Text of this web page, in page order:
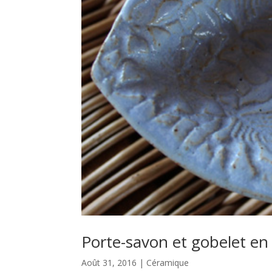
Porte-savon et gobelet
Août 31, 2016 | Céramique